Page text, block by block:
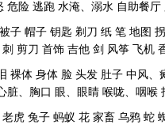
危险 逃跑 水淹、溺水 自助餐厅
被子 帽子 钥匙 剃刀 纸 笔 地图
刺 剪刀 首饰 吉他 剑 风筝 飞机
裸体 身体 脸 头发 肚子 中风、
脏、胸口 眼、眼睛 喉咙、咽喉
老虎 兔子 蚂蚁 花 家畜 乌鸦 蛇